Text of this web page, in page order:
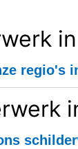
regio's